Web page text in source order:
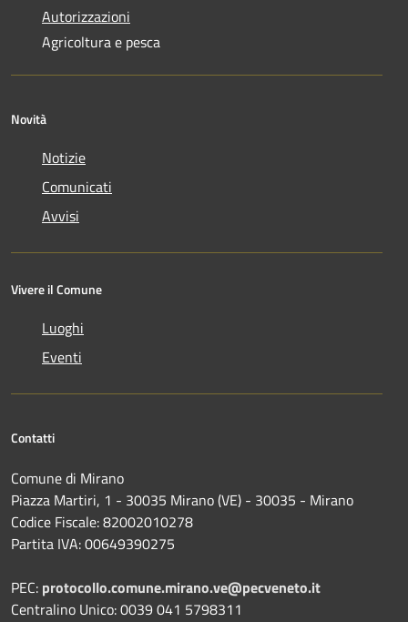
Autorizzazioni
Agricoltura e pesca
Novità
Notizie
Comunicati
Avvisi
Vivere il Comune
Luoghi
Eventi
Contatti
Comune di Mirano
Piazza Martiri, 1 - 30035 Mirano (VE) - 30035 - Mirano
Codice Fiscale: 82002010278
Partita IVA: 00649390275
PEC: protocollo.comune.mirano.ve@pecveneto.it
Centralino Unico: 0039 041 5798311